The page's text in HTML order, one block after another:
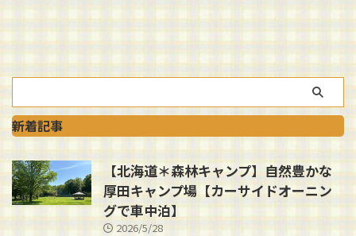
新着記事
【北海道＊森林キャンプ】自然豊かな
厚田キャンプ場【カーサイドオーニン
グで車中泊】
2026/5/28